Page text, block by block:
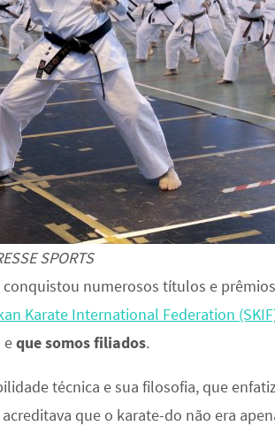
SPORTS
numerosos títulos e
Karate International Federation
eque somos filiados.
técnica e sua filosofia, que
que o karate-do não era